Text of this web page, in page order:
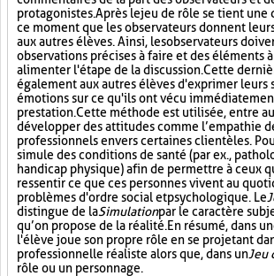
protagonistes. Après le jeu de rôle se tient une
ce moment que les observateurs donnent
aux autres élèves. Ainsi, les observateurs
observations précises à faire et des éléments
alimenter l'étape de la discussion. Cette
également aux autres élèves d'exprimer leurs
émotions sur ce qu'ils ont vécu
prestation. Cette méthode est utilisée, entre
développer des attitudes comme l’empathie
professionnels envers certaines clientèles.
simule des conditions de santé (par ex.,
handicap physique) afin de permettre à ceux
ressentir ce que ces personnes vivent au
problèmes d'ordre social et psychologique. Le
distingue de laSimulationpar le caractère
qu’on propose de la réalité. En résumé, dans
l'élève joue son propre rôle en se projetant
professionnelle réaliste alors que, dans unJeu
rôle ou un personnage.